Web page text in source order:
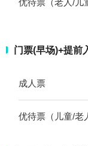
优待票（老人/儿
门票(早场)+提前
成人票
优待票（儿童/老